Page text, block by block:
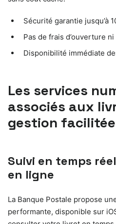
Sécurité garantie jusqu’à
Pas de frais d’ouverture
Disponibilité immédiate
Les services
associés aux
gestion facilitée
Suivi en temps
en ligne
La Banque Postale propose
performante, disponible sur